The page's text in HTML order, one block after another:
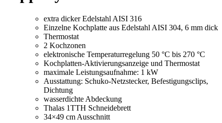
extra dicker Edelstahl AISI 316
Einzelne Kochplatte aus Edelstahl AISI 304, 6 mm dick
Thermostat
2 Kochzonen
elektronische Temperaturregelung 50 °C bis 270 °C
Kochplatten-Aktivierungsanzeige und Thermostat
maximale Leistungsaufnahme: 1 kW
Ausstattung: Schuko-Netzstecker, Befestigungsclips,
Dichtung
wasserdichte Abdeckung
Thalas 1TTH Schneidebrett
34×49 cm Ausschnitt